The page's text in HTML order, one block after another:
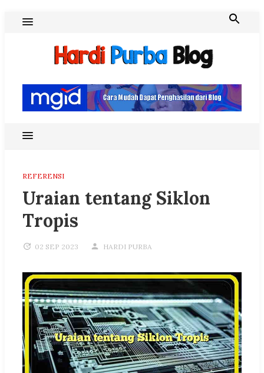
REFERENSI
Uraian tentang Siklon
Tropis
02 SEP 2023 HARDI PURBA